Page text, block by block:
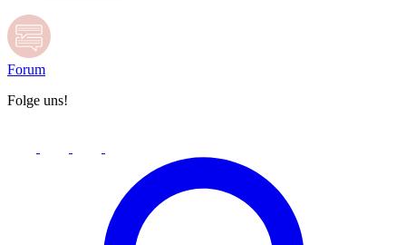
Forum
Folge uns!